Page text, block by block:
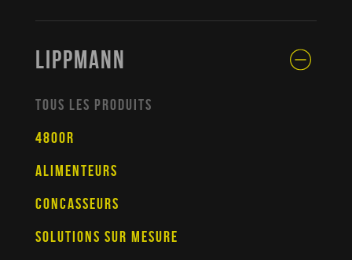
LIPPMANN
TOUS LES PRODUITS
4800R
ALIMENTEURS
CONCASSEURS
SOLUTIONS SUR MESURE